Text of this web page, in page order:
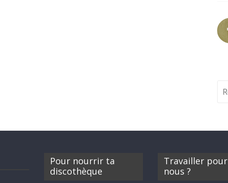
Pour nourrir ta
discothèque
Travailler pour
nous ?